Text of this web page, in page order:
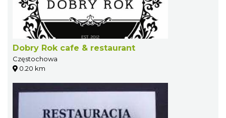
Dobry Rok cafe & restaurant
Częstochowa
0.20 km